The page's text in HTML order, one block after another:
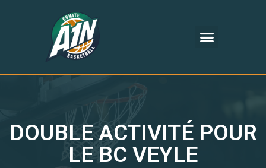
DOUBLE ACTIVITÉ POUR
LE BC VEYLE